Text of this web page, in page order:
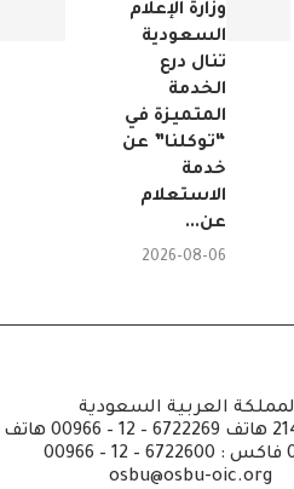
وزارة الإعلام
السعودية
تنال درع
الخدمة
المتميزة في
“توكلنا” عن
خدمة
الاستعلام
عن...
2026-08-06
العربية السعودية
osbu@osbu-oic.org